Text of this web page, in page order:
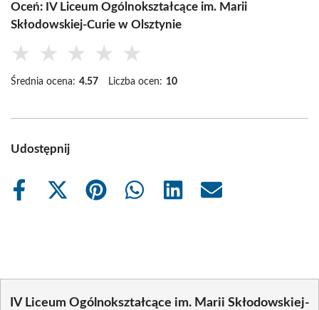
Oceń: IV Liceum Ogólnokształcące im. Marii
Skłodowskiej-Curie w Olsztynie
★ ★ ★ ★ ★
Średnia ocena: 4.57 Liczba ocen: 10
Udostępnij
Share
Share
Share
Share
Share
Share
IV Liceum Ogólnokształcące im. Marii Skłodowskiej-